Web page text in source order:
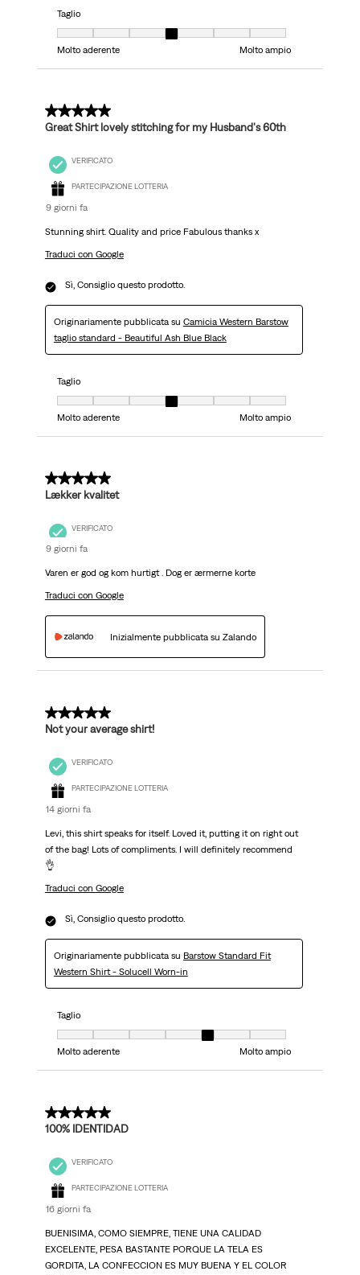
Taglio
Taglio, 4 su 7, dove 1 è uguale a Molto aderente e 7 è uguale a Molto
Molto aderente
Molto ampio
5 su 5 stelle.
Great Shirt lovely stitching for my Husband's 60th
VERIFICATO
PARTECIPAZIONE LOTTERIA
9 giorni fa
Stunning shirt. Quality and price Fabulous thanks x
Traduci con Google
Sì, Consiglio questo prodotto.
Originariamente pubblicata su Camicia Western Barstow
taglio standard - Beautiful Ash Blue Black
Taglio
Taglio, 4 su 7, dove 1 è uguale a Molto aderente e 7 è uguale a Molto
Molto aderente
Molto ampio
5 su 5 stelle.
Lækker kvalitet
VERIFICATO
9 giorni fa
Varen er god og kom hurtigt . Dog er ærmerne korte
Traduci con Google
Inizialmente pubblicata su Zalando
5 su 5 stelle.
Not your average shirt!
VERIFICATO
PARTECIPAZIONE LOTTERIA
14 giorni fa
Levi, this shirt speaks for itself. Loved it, putting it on right out
of the bag! Lots of compliments. I will definitely recommend
👌
Traduci con Google
Sì, Consiglio questo prodotto.
Originariamente pubblicata su Barstow Standard Fit
Western Shirt - Solucell Worn-in
Taglio
Taglio, 5 su 7, dove 1 è uguale a Molto aderente e 7 è uguale a Molto
Molto aderente
Molto ampio
5 su 5 stelle.
100% IDENTIDAD
VERIFICATO
PARTECIPAZIONE LOTTERIA
16 giorni fa
BUENISIMA, COMO SIEMPRE, TIENE UNA CALIDAD
EXCELENTE, PESA BASTANTE PORQUE LA TELA ES
GORDITA, LA CONFECCION ES MUY BUENA Y EL COLOR